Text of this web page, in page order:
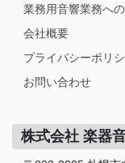
業務用音響業務へ
会社概要
プライバシーポリ
お問い合わせ
株式会社 楽器